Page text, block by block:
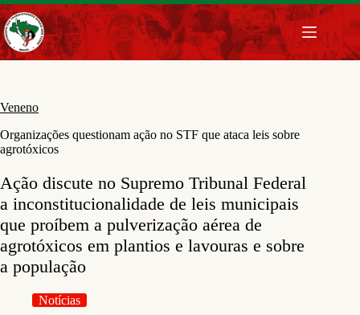
Pular
para
o
conteúdo
Veneno
Organizações questionam ação no STF que ataca leis sobre
agrotóxicos
Ação discute no Supremo Tribunal Federal
a inconstitucionalidade de leis municipais
que proíbem a pulverização aérea de
agrotóxicos em plantios e lavouras e sobre
a população
Notícias